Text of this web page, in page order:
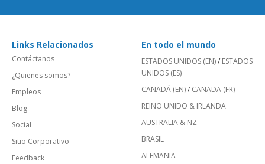
Links Relacionados
Contáctanos
¿Quienes somos?
Empleos
Blog
Social
Sitio Corporativo
Feedback
En todo el mundo
ESTADOS UNIDOS (EN)/ ESTADOS
UNIDOS (ES)
CANADÁ (EN)/ CANADA (FR)
REINO UNIDO & IRLANDA
AUSTRALIA & NZ
BRASIL
ALEMANIA